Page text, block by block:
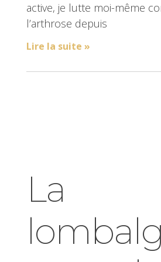
active, je lutte moi-même
l’arthrose depuis
Lire la suite »
La